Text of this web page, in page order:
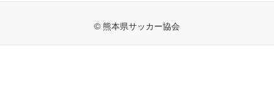
© 熊本県サッカー協会